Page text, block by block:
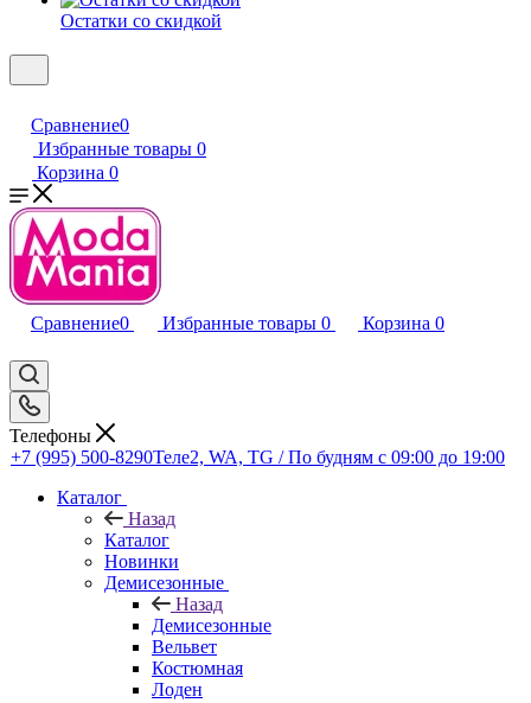
Остатки со скидкой
Сравнение0
Избранные товары 0
Корзина 0
Сравнение0 Избранные товары 0 Корзина 0
Телефоны
+7 (995) 500-8290Теле2, WA, TG / По будням c 09:00 до 19:00
Каталог
Назад
Каталог
Новинки
Демисезонные
Назад
Демисезонные
Вельвет
Костюмная
Лоден